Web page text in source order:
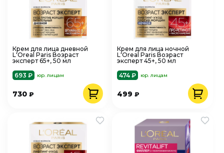
Крем для лица дневной
L'Oreal Paris Возраст
эксперт 65+, 50 мл
693 ₽
юр. лицам
730 ₽
Крем для лица ночной
L'Oreal Paris Возраст
эксперт 45+, 50 мл
474 ₽
юр. лицам
499₽